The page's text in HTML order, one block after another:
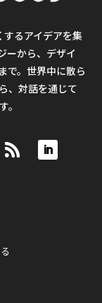
するアイデアを集
ーから、デザイ
で。世界中に散ら
、対話を通じて
。